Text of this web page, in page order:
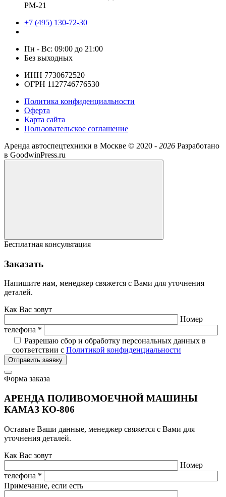
РМ-21
+7 (495) 130-72-30
Пн - Вс: 09:00 до 21:00
Без выходных
ИНН 7730672520
ОГРН 1127746776530
Политика конфиденциальности
Оферта
Карта сайта
Пользовательское соглашение
Аренда автоспецтехники в Москве © 2020 - 2026 Разработано
в GoodwinPress.ru
Бесплатная консультация
Заказать
Напишите нам, менеджер свяжется с Вами для уточнения
деталей.
Как Вас зовут
Номер
телефона *
Разрешаю сбор и обработку персональных данных в
соответствии с Политикой конфиденциальности
Отправить заявку
Форма заказа
АРЕНДА ПОЛИВОМОЕЧНОЙ МАШИНЫ
КАМАЗ КО-806
Оставьте Ваши данные, менеджер свяжется с Вами для
уточнения деталей.
Как Вас зовут
Номер
телефона *
Примечание, если есть